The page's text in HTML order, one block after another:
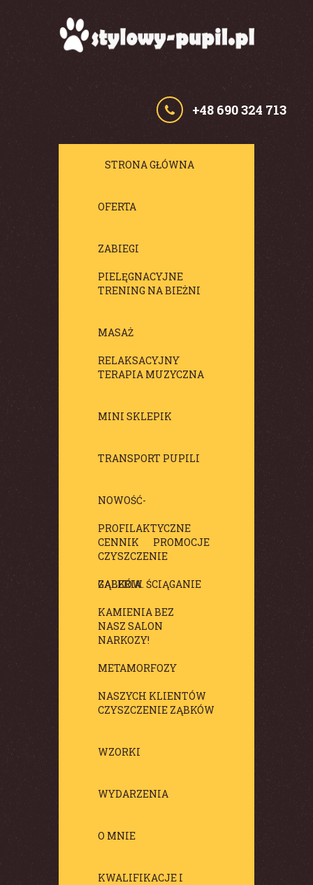
+48 690 324 713
STRONA GŁÓWNA
OFERTA
ZABIEGI
PIELĘGNACYJNE
TRENING NA BIEŻNI
MASAŻ
RELAKSACYJNY
TERAPIA MUZYCZNA
MINI SKLEPIK
TRANSPORT PUPILI
NOWOŚĆ-
PROFILAKTYCZNE
CZYSZCZENIE
ZĄBKÓW. ŚCIĄGANIE
KAMIENIA BEZ
NARKOZY!
CENNIK PROMOCJE
GALERIA
NASZ SALON
METAMORFOZY
NASZYCH KLIENTÓW
CZYSZCZENIE ZĄBKÓW
WZORKI
WYDARZENIA
O MNIE
KWALIFIKACJE I